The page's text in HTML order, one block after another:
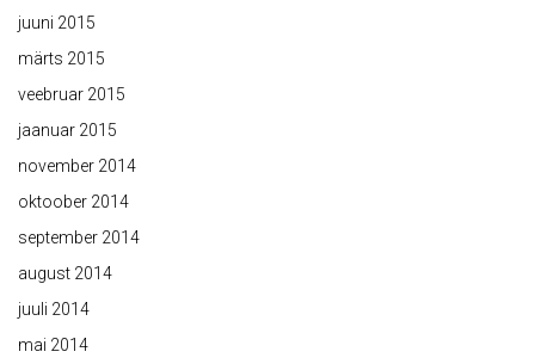
juuni 2015
märts 2015
veebruar 2015
jaanuar 2015
november 2014
oktoober 2014
september 2014
august 2014
juuli 2014
mai 2014